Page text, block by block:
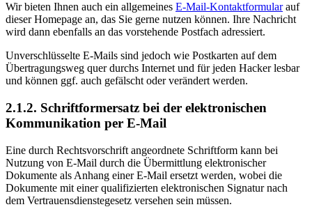
Wir bieten Ihnen auch ein allgemeines E-Mail-Kontaktformularauf
dieser Homepage an, das Sie gerne nutzen können. Ihre Nachricht
wird dann ebenfalls an das vorstehende Postfach adressiert.
Unverschlüsselte E-Mails sind jedoch wie Postkarten auf dem
Übertragungsweg quer durchs Internet und für jeden Hacker lesbar
und können ggf. auch gefälscht oder verändert werden.
2.1.2. Schriftformersatz bei der elektronischen
Kommunikation per E-Mail
Eine durch Rechtsvorschrift angeordnete Schriftform kann bei
Nutzung von E-Mail durch die Übermittlung elektronischer
Dokumente als Anhang einer E-Mail ersetzt werden, wobei die
Dokumente mit einer qualifizierten elektronischen Signatur nach
dem Vertrauensdienstegesetz versehen sein müssen.